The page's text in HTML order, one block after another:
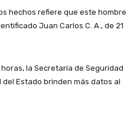
hechos refiere que este hombre
Juan Carlos C. A., de 21
la Secretaría de Seguridad
del Estado brinden más datos al